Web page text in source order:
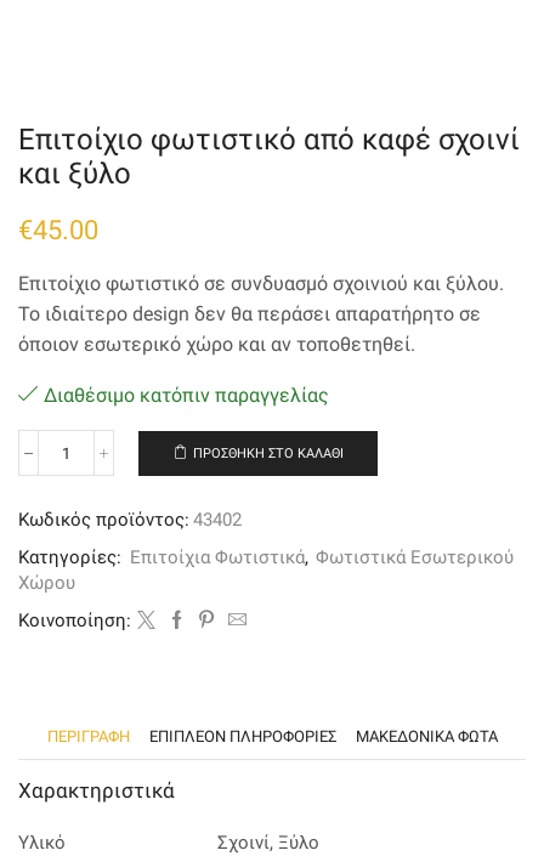
Επιτοίχιο φωτιστικό από καφέ σχοινί
και ξύλο
€45.00
Επιτοίχιο φωτιστικό σε συνδυασμό σχοινιού και ξύλου.
Το ιδιαίτερο design δεν θα περάσει απαρατήρητο σε
όποιον εσωτερικό χώρο και αν τοποθετηθεί.
Διαθέσιμο κατόπιν παραγγελίας
Επιτοίχιο
καφέ
σχοινί
και
ξύλο
ποσότητα
ΠΡΟΣΘΉΚΗ ΣΤΟ ΚΑΛΆΘΙ
Κωδικός προϊόντος: 43402
Κατηγορίες: Επιτοίχια Φωτιστικά, Φωτιστικά Εσωτερικού
Χώρου
Kοινοποίηση:
ΠΕΡΙΓΡΑΦΉ ΕΠΙΠΛΈΟΝ ΠΛΗΡΟΦΟΡΊΕΣ ΜΑΚΕΔΟΝΙΚΑ ΦΩΤΑ
Χαρακτηριστικά
Υλικό Σχοινί, Ξύλο